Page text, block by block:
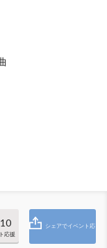
応援
シェアでイベント応